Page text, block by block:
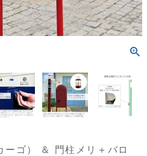
ーゴ） ＆ 門柱メリ＋バロ